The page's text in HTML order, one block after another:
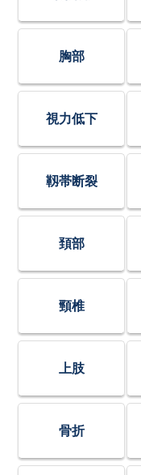
胸部
視力低下
靱帯断裂
頚部
頸椎
上肢
骨折